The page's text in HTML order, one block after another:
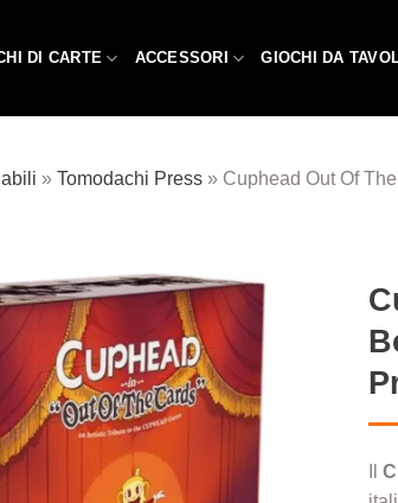
DI CARTE ACCESSORI GIOCHI DA
» Tomodachi Press » Cuphead Out Of
desideri